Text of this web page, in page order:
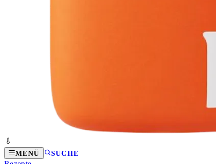
MENÜ SUCHE